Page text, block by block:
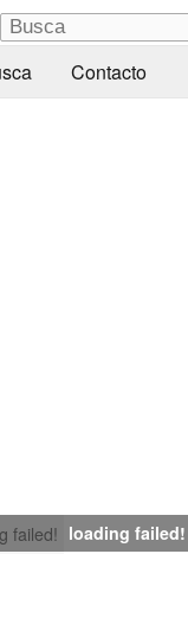
Contacto
failed! loading failed!